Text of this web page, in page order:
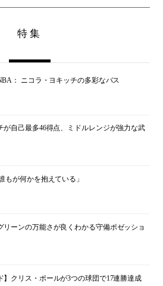
特集
： ニコラ・ヨキッチの多彩なパス
が自己最多46得点、ミドルレンジが強力な武
もが何かを抱えている」
リーンの万能さが良くわかる守備ポゼッショ
】クリス・ポールが3つの球団で17連勝達成